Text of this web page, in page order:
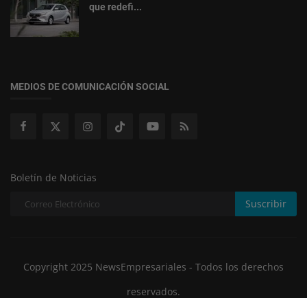
que redefi...
MEDIOS DE COMUNICACIÓN SOCIAL
Boletín de Noticias
Suscribir
Copyright 2025 NewsEmpresariales - Todos los derechos
reservados.